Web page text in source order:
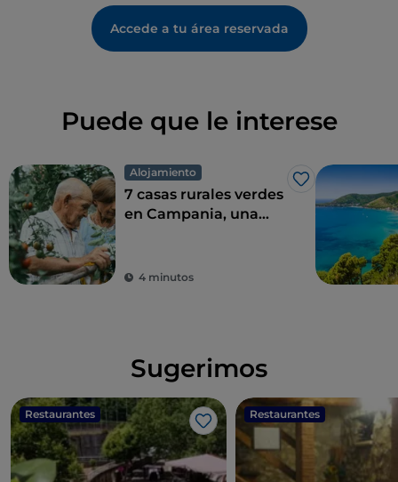
Accede a tu área reservada
Puede que le interese
Alojamiento
Me gusta
7 casas rurales verdes
en Campania, una
y sabor
4 minutos
Sugerimos
Restaurantes
Me gusta
Restaurantes